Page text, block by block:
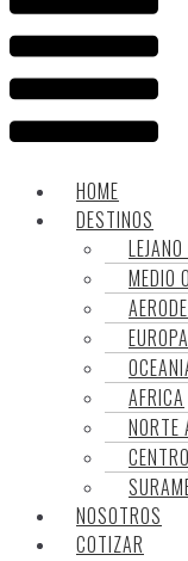
HOME
DESTINOS
MEDIO
EUROPA
AFRICA
NORTE
NOSOTROS
COTIZAR